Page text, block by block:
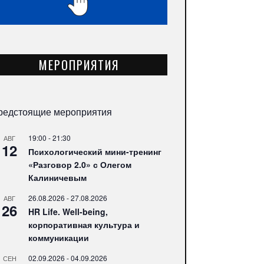
МЕРОПРИЯТИЯ
мероприятия
АВГ
12
19:00 -21:30
Психологический мини-тренинг
«Разговор 2.0» с Олегом
Калиничевым
АВГ
26
26.08.2026 -27.08.2026
HR Life. Well-being,
корпоративная культура и
коммуникации
СЕН 02.09.2026 -04.09.2026